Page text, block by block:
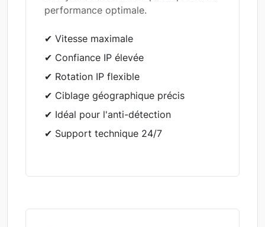
performance optimale.
✔ Vitesse maximale
✔ Confiance IP élevée
✔ Rotation IP flexible
✔ Ciblage géographique précis
✔ Idéal pour l'anti-détection
✔ Support technique 24/7